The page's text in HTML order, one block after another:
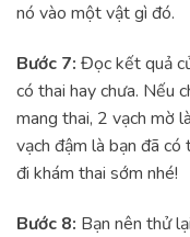
nó vào một vật gì đó.
Bước 7: Đọc kết quả
có thai hay chưa. Nếu
mang thai, 2 vạch mờ
vạch đậm là bạn đã có
đi khám thai sớm nhé!
Bước 8: Bạn nên thử